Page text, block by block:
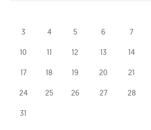
3 4 5 6 7
10 11 12 13 14
17 18 19 20 21
24 25 26 27 28
31